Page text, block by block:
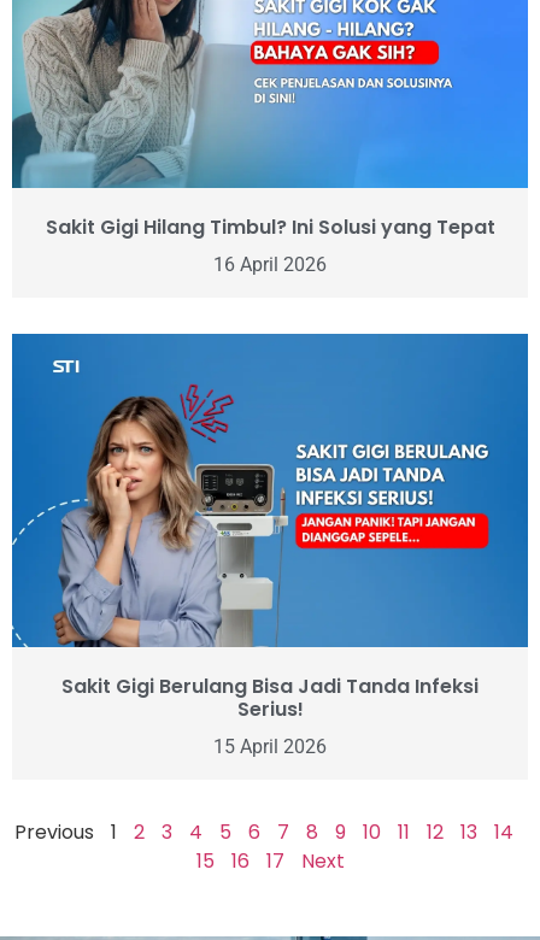
Sakit Gigi Hilang Timbul? Ini Solusi yang Tepat
16 April 2026
Sakit Gigi Berulang Bisa Jadi Tanda Infeksi
Serius!
15 April 2026
Previous 1 2 3 4 5 6 7 8 9 10 11 12 13
14
15
16 17 Next